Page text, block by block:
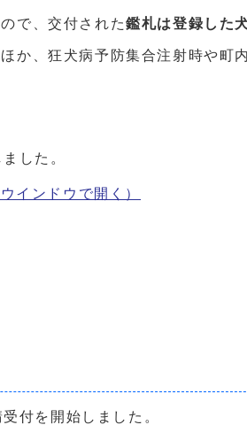
で、交付された鑑札は登録した
か、狂犬病予防集合注射時や町
した。
ウインドウで開く）
付を開始しました。